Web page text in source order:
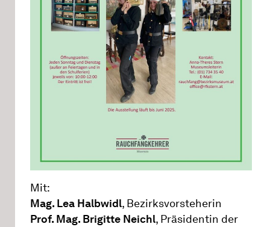
Mit:
Mag. Lea Halbwidl, Bezirksvorsteherin
Prof. Mag. Brigitte Neichl, Präsidentin der